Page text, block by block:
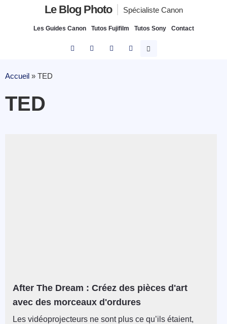
Le Blog Photo Spécialiste Canon
Les Guides Canon Tutos Fujifilm Tutos Sony Contact
Accueil » TED
TED
After The Dream : Créez des pièces d'art
avec des morceaux d'ordures
Les vidéoprojecteurs ne sont plus ce qu’ils étaient,